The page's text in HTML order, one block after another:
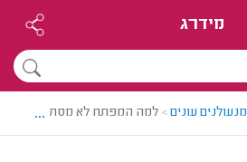
מידרג
מנעולנים עונים> למה המפתח לא מסתובב
...